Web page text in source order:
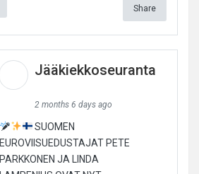
Share
Jääkiekkoseuranta
2 months 6 days ago
SUOMEN
EUROVIISUEDUSTAJAT PETE
PARKKONEN JA LINDA